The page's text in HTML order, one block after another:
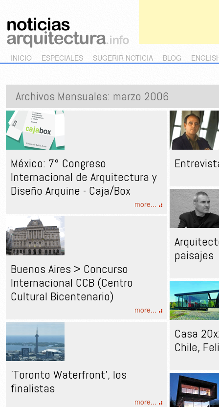
Main menu
Skip to primary content
Skip to secondary content
INICIO ESPECIALES SUGERIR NOTICIA BLOG
Archivos Mensuales: marzo 2006
México: 7° Congreso
Internacional de Arquitectura y
Diseño Arquine - Caja/Box
more...
paisajes
Buenos Aires > Concurso
Internacional CCB (Centro
Cultural Bicentenario)
more...
Casa
Chile,
'Toronto Waterfront', los
finalistas
more...